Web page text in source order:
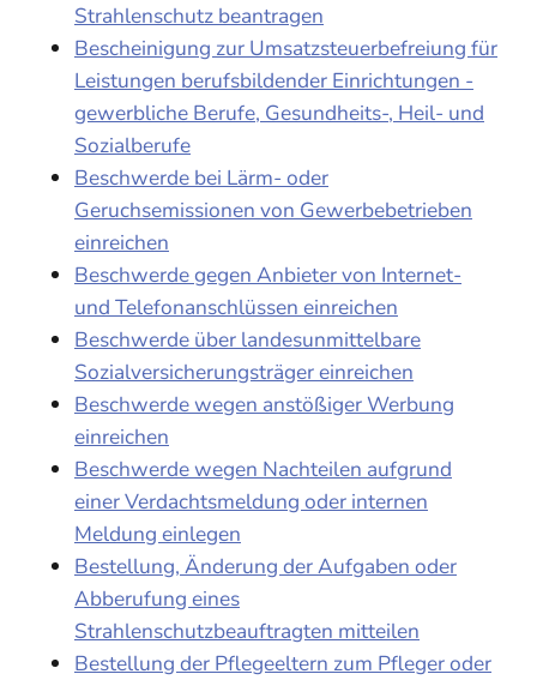
Strahlenschutz beantragen
Bescheinigung zur Umsatzsteuerbefreiung für
Leistungen berufsbildender Einrichtungen -
gewerbliche Berufe, Gesundheits-, Heil- und
Sozialberufe
Beschwerde bei Lärm- oder
Geruchsemissionen von Gewerbebetrieben
einreichen
Beschwerde gegen Anbieter von Internet-
und Telefonanschlüssen einreichen
Beschwerde über landesunmittelbare
Sozialversicherungsträger einreichen
Beschwerde wegen anstößiger Werbung
einreichen
Beschwerde wegen Nachteilen aufgrund
einer Verdachtsmeldung oder internen
Meldung einlegen
Bestellung, Änderung der Aufgaben oder
Abberufung eines
Strahlenschutzbeauftragten mitteilen
Bestellung der Pflegeeltern zum Pfleger oder